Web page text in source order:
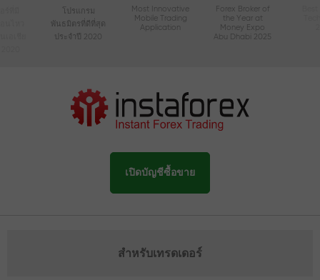
โปรแกรม
พันธมิตรที่ดีที่สุด
ประจำปี 2020
Most Innovative
Mobile Trading
Application
Forex Broker of
the Year at
Money Expo
Abu Dhabi 2025
เปิดบัญชีซื้อขาย
สำหรับเทรดเดอร์